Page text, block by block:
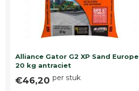
Alliance Gator G2 XP Sand Europe
20 kg antraciet
€46,20 per stuk